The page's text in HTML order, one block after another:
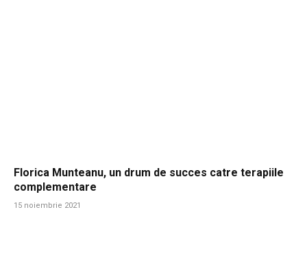
Florica Munteanu, un drum de succes catre terapiile
complementare
15 noiembrie 2021